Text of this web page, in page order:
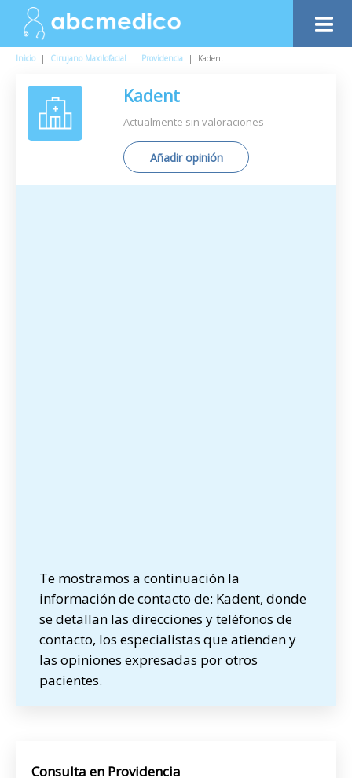
Inicio | Cirujano Maxilofacial | Providencia | Kadent
Kadent
Actualmente sin valoraciones
Añadir opinión
Te mostramos a continuación la
información de contacto de: Kadent, donde
se detallan las direcciones y teléfonos de
contacto, los especialistas que atienden y
las opiniones expresadas por otros
pacientes.
Consulta en Providencia